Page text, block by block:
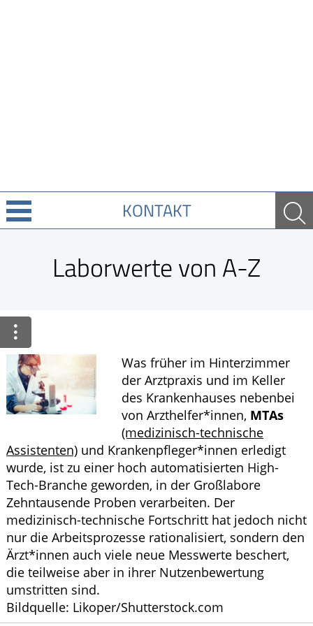
KONTAKT
Leistungen
Ratgeber
Krankheiten & Therapie
ELTERN UND KIND
Laborwerte von A-Z
Was früher im Hinterzimmer
der Arztpraxis und im Keller
des Krankenhauses nebenbei
von Arzthelfer*innen, MTAs
(medizinisch-technische
Assistenten) und Krankenpfleger*innen erledigt
wurde, ist zu einer hoch automatisierten High-
Tech-Branche geworden, in der Großlabore
Zehntausende Proben verarbeiten. Der
medizinisch-technische Fortschritt hat jedoch nicht
nur die Arbeitsprozesse rationalisiert, sondern den
Ärzt*innen auch viele neue Messwerte beschert,
die teilweise aber in ihrer Nutzenbewertung
umstritten sind.
Bildquelle: Likoper/Shutterstock.com